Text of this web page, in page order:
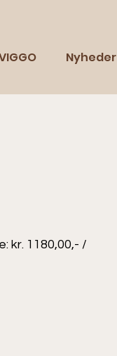
Nyheder
kr. 1180,00,- /